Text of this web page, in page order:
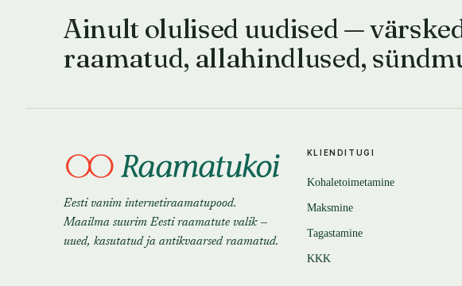
Ainult olulised uudised —
raamatud, allahindlused,
Eesti vanim internetiraamatupood.
Maailma suurim Eesti raamatute valik —
uued, kasutatud ja antikvaarsed raamatud.
KLIENDITUGI
Kohaletoimetamine
Maksmine
Tagastamine
KKK